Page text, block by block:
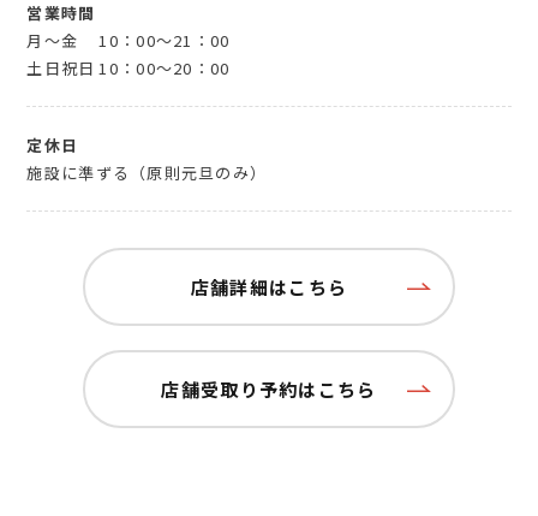
営業時間
月～金
10：00～21：00
土日祝日 10：00～20：00
定休日
施設に準ずる（原則元旦のみ）
店舗詳細はこちら
店舗受取り予約はこちら